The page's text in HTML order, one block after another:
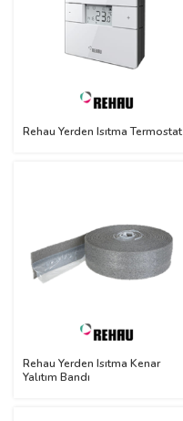
Rehau Yerden Isıtma Termostat
Rehau Yerden Isıtma Kenar
Yalıtım Bandı